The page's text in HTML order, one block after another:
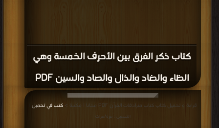
كتاب ذكر الفرق بين الأحرف الخمسة وهي
الظاء والضاد والذال والصاد والسين PDF
قراءة و تحميل كتاب كتاب مترادفات القرآن PDF مجانا | مكتبة > كتب في تحميل
التحميل : مرة/مرات